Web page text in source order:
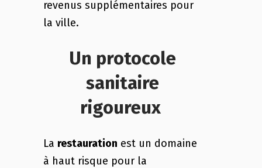
revenus supplémentaires pour
la ville.
Un protocole
sanitaire
rigoureux
La restauration est un domaine
à haut risque pour la